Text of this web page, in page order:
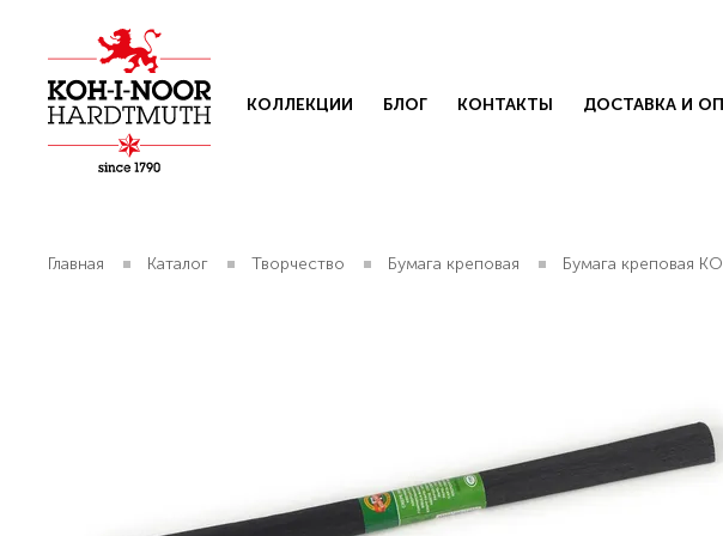
КОЛЛЕКЦИИ БЛОГ КОНТАКТЫ ДОСТАВКА И
Главная Каталог Творчество Бумага креповая Бумага креповая
Свяжитесь с